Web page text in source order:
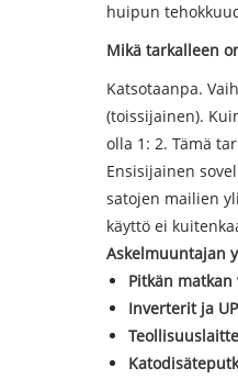
huipun
Mikä tarkalleen
Katsotaanpa.
(toissijainen).
olla 1: 2. Tämä
Ensisijainen
satojen mailien
käyttö ei
Askelmuuntajan
Pitkän
Inverterit ja